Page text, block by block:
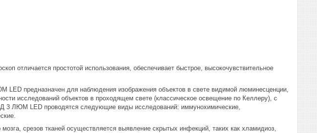
отличается простотой использования, обеспечивает быстрое, высокочувствительное
предназначен для наблюдения изображения объектов в свете видимой люминесценции,
исследований объектов в проходящем свете (классическое освещение по Келлеру), с
ЛЮМ LED проводятся следующие виды исследований: иммунохимические,
срезов тканей осуществляется выявление скрытых инфекций, таких как хламидиоз,